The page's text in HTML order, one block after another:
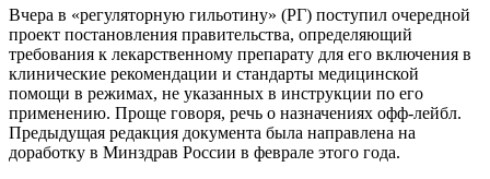
Вчера в «регуляторную гильотину» (РГ) поступил очередной
проект постановления правительства, определяющий
требования к лекарственному препарату для его включения в
клинические рекомендации и стандарты медицинской
помощи в режимах, не указанных в инструкции по его
применению. Проще говоря, речь о назначениях офф-лейбл.
Предыдущая редакция документа была направлена на
доработку в Минздрав России в феврале этого года.